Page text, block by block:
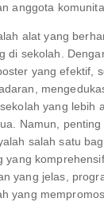
anggota
alat yang
di sekolah.
yang efektif,
yang lebih
Namun,
salah satu
yang
yang jelas,
yang